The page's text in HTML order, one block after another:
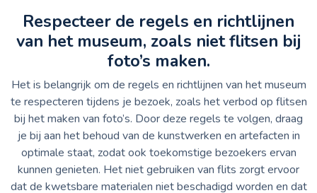
Respecteer de regels en richtlijnen
van het museum, zoals niet flitsen bij
foto’s maken.
Het is belangrijk om de regels en richtlijnen van het museum
te respecteren tijdens je bezoek, zoals het verbod op flitsen
bij het maken van foto’s. Door deze regels te volgen, draag
je bij aan het behoud van de kunstwerken en artefacten in
optimale staat, zodat ook toekomstige bezoekers ervan
kunnen genieten. Het niet gebruiken van flits zorgt ervoor
dat de kwetsbare materialen niet beschadigd worden en dat